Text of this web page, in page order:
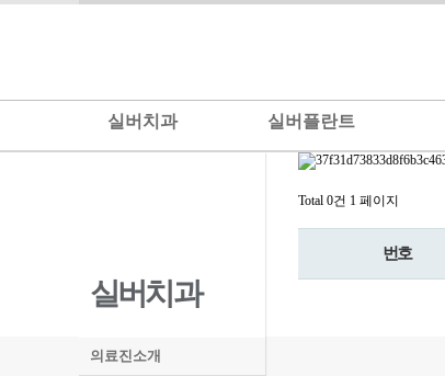
실버치과 실버플란트
실버치과
의료진소개
Total 0건 1 페이지
번호